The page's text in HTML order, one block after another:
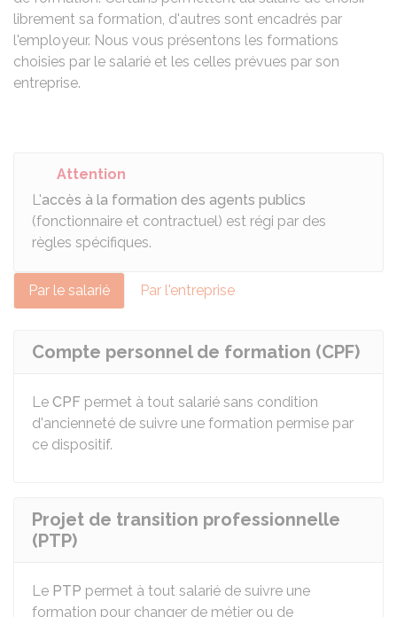
librement sa formation, d'autres sont encadrés par
l'employeur. Nous vous présentons les formations
choisies par le salarié et les celles prévues par son
entreprise.
Attention
L'accès à la formation des agents publics
(fonctionnaire et contractuel) est régi par des
règles spécifiques.
Par le salarié Par l'entreprise
Compte personnel de formation (CPF)
Le CPF permet à tout salarié sans condition
d'ancienneté de suivre une formation permise par
ce dispositif.
Projet de transition professionnelle
(PTP)
Le PTP permet à tout salarié de suivre une
formation pour changer de métier ou de